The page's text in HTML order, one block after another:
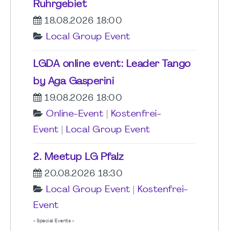
Ruhrgebiet
18.08.2026 18:00
Local Group Event
LGDA online event: Leader Tango
by Aga Gasperini
19.08.2026 18:00
Online-Event
Kostenfrei-
Event
Local Group Event
2. Meetup LG Pfalz
20.08.2026 18:30
Local Group Event
Kostenfrei-
Event
- Special Events -